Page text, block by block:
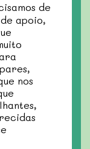
de
apoio,
nos